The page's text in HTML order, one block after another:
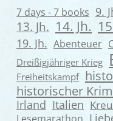
7 days - 7 books 9.
13. Jh. 14. Jh.
19. Jh. Abenteuer
Dreißigjähriger Krieg
Freiheitskampf
historischer
Irland Italien
Lesemarathon